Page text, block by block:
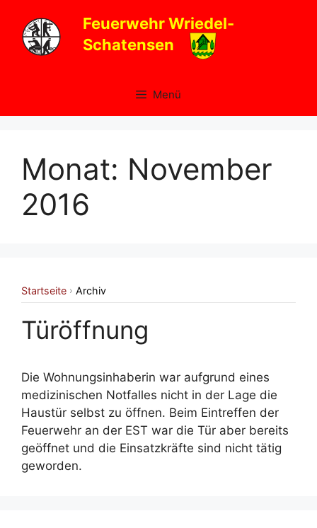
Inhalt
springen
Feuerwehr Wriedel-
Schatensen
Menü
Monat: November
2016
Startseite › Archiv
Türöffnung
Die Wohnungsinhaberin war aufgrund eines
medizinischen Notfalles nicht in der Lage die
Haustür selbst zu öffnen. Beim Eintreffen der
Feuerwehr an der EST war die Tür aber bereits
geöffnet und die Einsatzkräfte sind nicht tätig
geworden.